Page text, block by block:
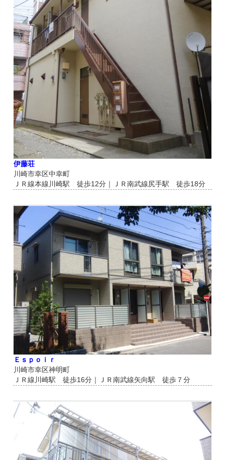
伊藤荘
川崎市幸区中幸町
ＪＲ線本線川崎駅 徒歩12分｜ＪＲ南武線尻手駅 徒歩18分
Ｅｓｐｏｉｒ
川崎市幸区神明町
ＪＲ線川崎駅 徒歩16分｜ＪＲ南武線矢向駅 徒歩７分